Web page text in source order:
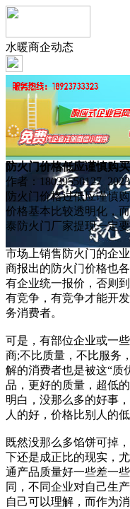
水暖商企动态
防火门价格低应谨慎购买
作者：18039550127
防火门价格过低应谨慎
价格基本比较透明化，
泰防火门厂家提现一定
市场上销售防火门的企
商报出的防火门价格也
有企业统一报价，否则
有竞争，有竞争才能开
务消费者。
可是，有部位企业或一
商;不比质量，不比服务
解的消费者也是被这“质
品，更好的质量，超低
明白，没那么多的好事
人的好，价格比别人的
既然没那么多馅饼可掉
下还是成正比的现实，
通产品质量好一些差一
同，不同企业对自己生
自己可以理解，而作为